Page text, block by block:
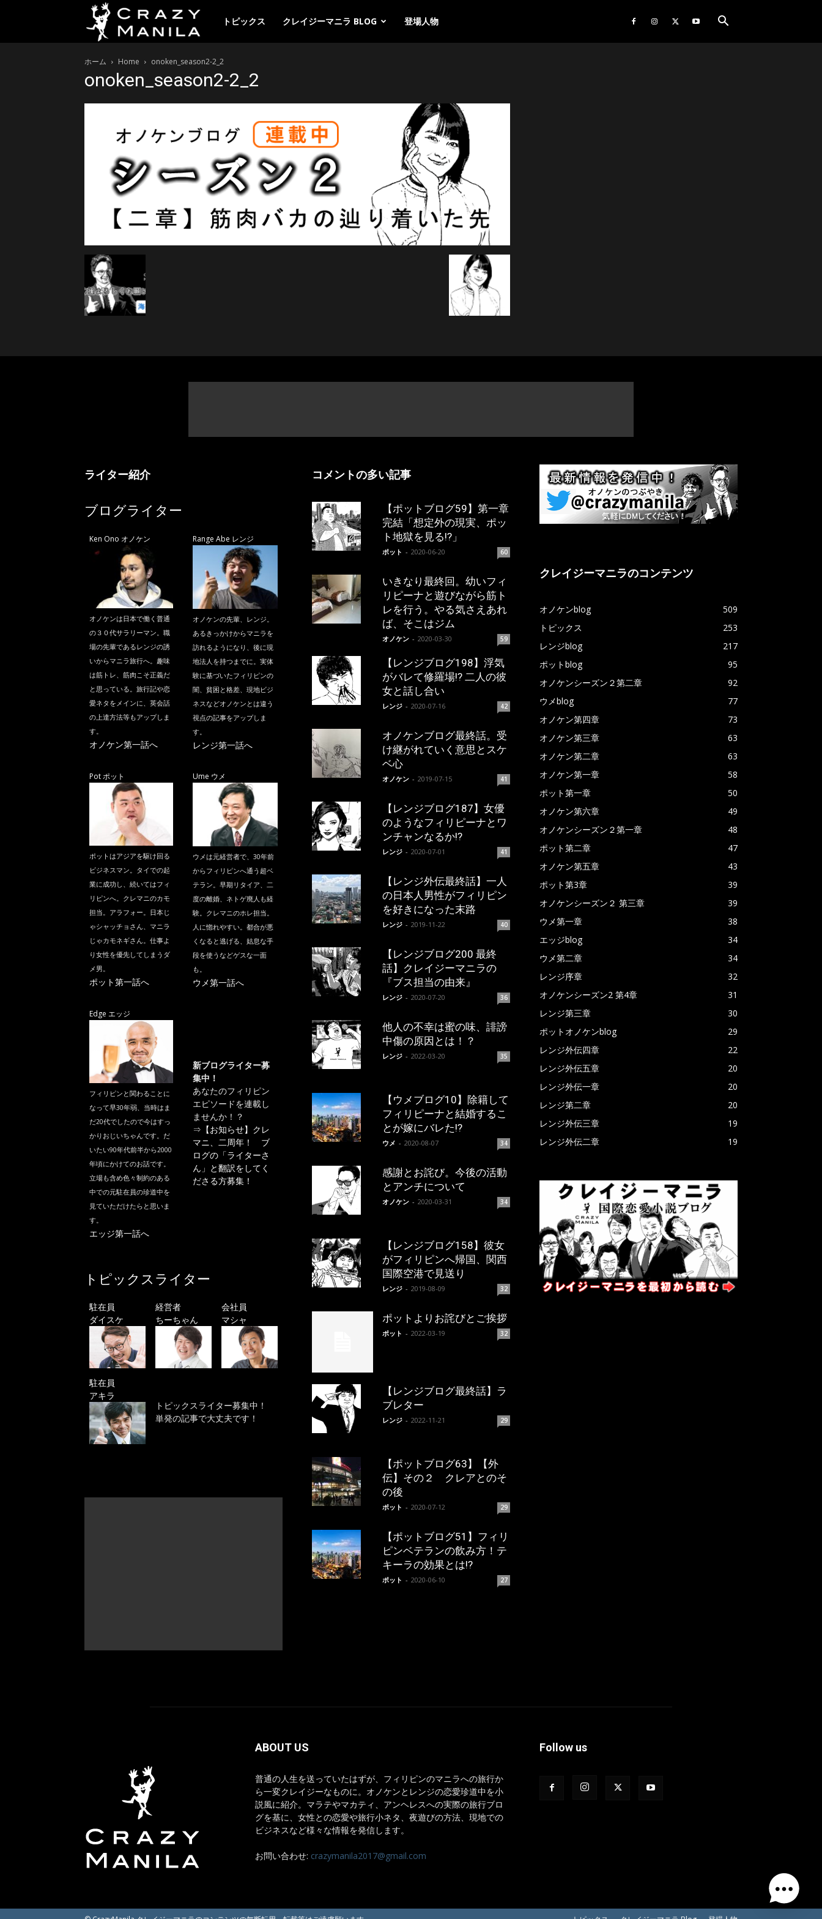
レ
イ
ー
トピックス クレイジーマニラ BLOG 登場人物
ホーム Home onoken_season2-2_2
onoken_season2-2_2
ライター紹介
ブログライター
Ken Ono オノケン
オノケンは日本で働く普通
の３０代サラリーマン。職
場の先輩であるレンジの誘
いからマニラ旅行へ。趣味
は筋トレ、筋肉こそ正義だ
と思っている。旅行記や恋
愛ネタをメインに、英会話
の上達方法等もアップしま
す。
オノケン第一話へ
Range Abe レンジ
オノケンの先輩、レンジ。
あるきっかけからマニラを
訪れるようになり、後に現
地法人を持つまでに。実体
験に基づいたフィリピンの
闇、貧困と格差、現地ビジ
ネスなどオノケンとは違う
視点の記事をアップしま
す。
レンジ第一話へ
Pot ポット
ポットはアジアを駆け回る
ビジネスマン。タイでの起
業に成功し、続いてはフィ
リピンへ。クレマニのカモ
担当。アラフォー。日本じ
ゃシャッチョさん、マニラ
じゃカモネギさん。仕事よ
り女性を優先してしまうダ
メ男。
ポット第一話へ
Ume ウメ
ウメは元経営者で、30年前
からフィリピンへ通う超ベ
テラン。早期リタイア、二
度の離婚、ネトゲ廃人も経
験。クレマニのホレ担当。
人に惚れやすい。都合が悪
くなると逃げる、姑息な手
段を使うなどゲスな一面
も。
ウメ第一話へ
Edge エッジ
フィリピンと関わることに
なって早30年弱、当時はま
だ20代でしたので今はすっ
かりおじいちゃんです。だ
いたい90年代前半から2000
年頃にかけてのお話です。
立場も含め色々制約のある
中での元駐在員の珍道中を
見ていただけたらと思いま
す。
エッジ第一話へ
新ブログライター募
集中！
あなたのフィリピン
エピソードを連載し
ませんか！？
⇒ 【お知らせ】クレ
マニ、二周年！ ブ
ログの「ライターさ
ん」と翻訳をしてく
ださる方募集！
トピックスライター
駐在員
ダイスケ
経営者
ちーちゃん
会社員
マシャ
駐在員
アキラ
トピックスライター募集中！
単発の記事で大丈夫です！
コメントの多い記事
【ポットブログ59】第一章
完結「想定外の現実、ポッ
ト地獄を見る!?」
ポット - 2020-06-20 60
いきなり最終回。幼いフィ
リピーナと遊びながら筋ト
レを行う。やる気さえあれ
ば、そこはジム
オノケン - 2020-03-30 59
【レンジブログ198】浮気
がバレて修羅場!? 二人の彼
女と話し合い
レンジ - 2020-07-16 42
オノケンブログ最終話。受
け継がれていく意思とスケ
ベ心
オノケン - 2019-07-15 41
【レンジブログ187】女優
のようなフィリピーナとワ
ンチャンなるか!?
レンジ - 2020-07-01 41
【レンジ外伝最終話】一人
の日本人男性がフィリピン
を好きになった末路
レンジ - 2019-11-22 40
【レンジブログ200 最終
話】クレイジーマニラの
『ブス担当の由来』
レンジ - 2020-07-20 36
他人の不幸は蜜の味、誹謗
中傷の原因とは！？
レンジ - 2022-03-20 35
【ウメブログ10】除籍して
フィリピーナと結婚するこ
とが嫁にバレた!?
ウメ - 2020-08-07 34
感謝とお詫び。今後の活動
とアンチについて
オノケン - 2020-03-31 34
【レンジブログ158】彼女
がフィリピンへ帰国、関西
国際空港で見送り
レンジ - 2019-08-09 32
ポットよりお詫びとご挨拶
ポット - 2022-03-19 32
【レンジブログ最終話】ラ
ブレター
レンジ - 2022-11-21 29
【ポットブログ63】【外
伝】その２ クレアとのそ
の後
ポット - 2020-07-12 29
【ポットブログ51】フィリ
ピンベテランの飲み方！テ
キーラの効果とは!?
ポット - 2020-06-10 27
クレイジーマニラのコンテンツ
オノケンblog
509
トピックス
253
レンジblog
217
ポットblog
95
オノケンシーズン２第二章
92
ウメblog
77
オノケン第四章
73
オノケン第三章
63
オノケン第二章
63
オノケン第一章
58
ポット第一章
50
オノケン第六章
49
オノケンシーズン２第一章
48
ポット第二章
47
オノケン第五章
43
ポット第3章
39
オノケンシーズン２ 第三章
39
ウメ第一章
38
エッジblog
34
ウメ第二章
34
レンジ序章
32
オノケンシーズン2 第4章
31
レンジ第三章
30
ポットオノケンblog
29
レンジ外伝四章
22
レンジ外伝五章
20
レンジ外伝一章
20
レンジ第二章
20
レンジ外伝三章
19
レンジ外伝二章
19
ABOUT US
普通の人生を送っていたはずが、フィリピンのマニラへの旅行か
ら一変クレイジーなものに。オノケンとレンジの恋愛珍道中を小
説風に紹介。マラテやマカティ、アンヘレスへの実際の旅行ブロ
グを基に、女性との恋愛や旅行小ネタ、夜遊びの方法、現地での
ビジネスなど様々な情報を発信します。
お問い合わせ: crazymanila2017@gmail.com
Follow us